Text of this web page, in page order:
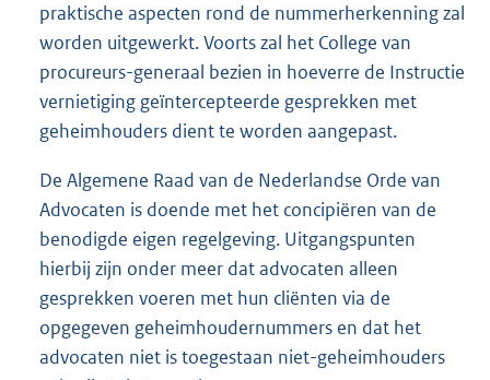
praktische aspecten rond de nummerherkenning zal
worden uitgewerkt. Voorts zal het College van
procureurs-generaal bezien in hoeverre de Instructie
vernietiging geïntercepteerde gesprekken met
geheimhouders dient te worden aangepast.
De Algemene Raad van de Nederlandse Orde van
Advocaten is doende met het concipiëren van de
benodigde eigen regelgeving. Uitgangspunten
hierbij zijn onder meer dat advocaten alleen
gesprekken voeren met hun cliënten via de
opgegeven geheimhoudernummers en dat het
advocaten niet is toegestaan niet-geheimhouders